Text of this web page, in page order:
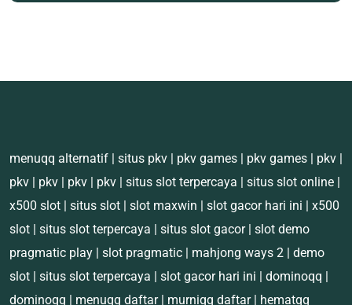
menuqq alternatif | situs pkv | pkv games | pkv games | pkv |
pkv | pkv | pkv | pkv | situs slot terpercaya | situs slot online |
x500 slot | situs slot | slot maxwin | slot gacor hari ini | x500
slot | situs slot terpercaya | situs slot gacor| slot demo
pragmatic play | slot pragmatic | mahjong ways 2 | demo
slot | situs slot terpercaya | slot gacor hari ini | dominoqq |
dominoqq | menuqq daftar| murniqq daftar| hematqq